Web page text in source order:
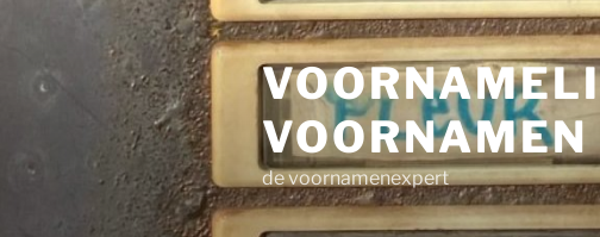
inhoud
VOORNAMEN
de voornamenexpert